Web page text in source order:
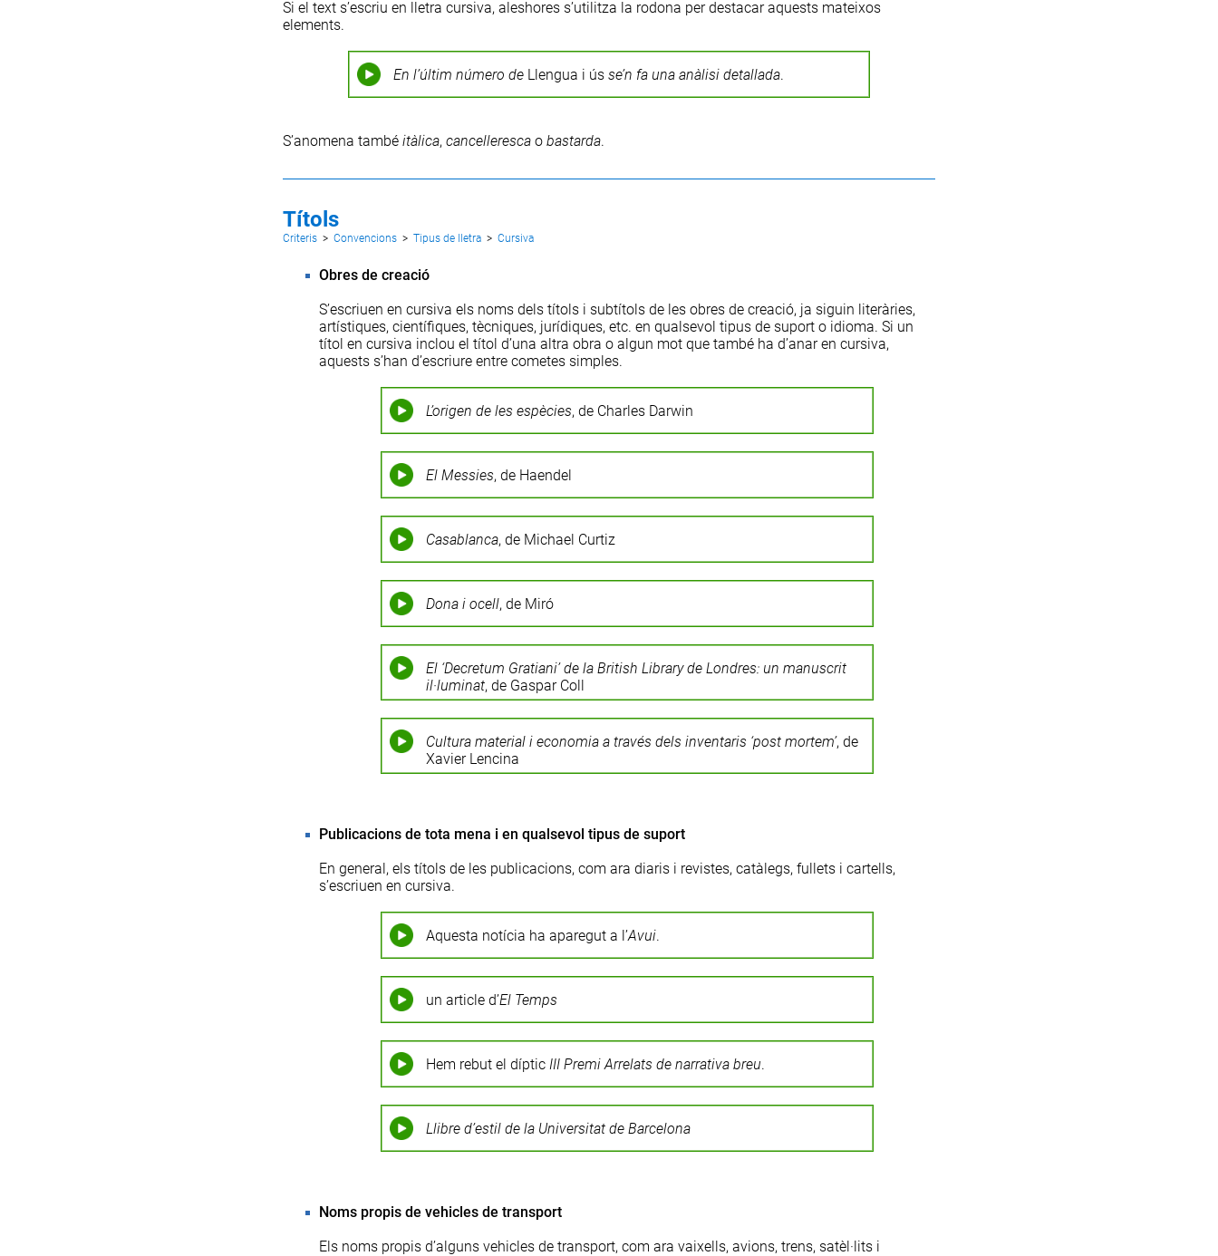
Si el text s’escriu en lletra cursiva, aleshores s’utilitza la rodona per destacar aquests mateixos
elements.
En l’últim número deLlengua i ús se’n fa una anàlisi detallada.
S’anomena també itàlica, cancellerescao bastarda.
Títols
Criteris > Convencions > Tipus de lletra > Cursiva
Obres de creació
S’escriuen en cursiva els noms dels títols i subtítols de les obres de creació, ja siguin literàries,
artístiques, científiques, tècniques, jurídiques, etc. en qualsevol tipus de suport o idioma. Si un
títol en cursiva inclou el títol d’una altra obra o algun mot que també ha d’anar en cursiva,
aquests s’han d’escriure entre cometes simples.
L’origen de les espècies, de Charles Darwin
El Messies, de Haendel
Casablanca, de Michael Curtiz
Dona i ocell, de Miró
El ‘Decretum Gratiani’ de la British Library de Londres: un manuscrit
il·luminat, de Gaspar Coll
Cultura material i economia a través dels inventaris ‘post mortem’, de
Xavier Lencina
Publicacions de tota mena i en qualsevol tipus de suport
En general, els títols de les publicacions, com ara diaris i revistes, catàlegs, fullets i cartells,
s’escriuen en cursiva.
Aquesta notícia ha aparegut a l’Avui.
un article d’El Temps
Hem rebut el díptic III Premi Arrelats de narrativa breu.
Llibre d’estil de la Universitat de Barcelona
Noms propis de vehicles de transport
Els noms propis d’alguns vehicles de transport, com ara vaixells, avions, trens, satèl·lits i